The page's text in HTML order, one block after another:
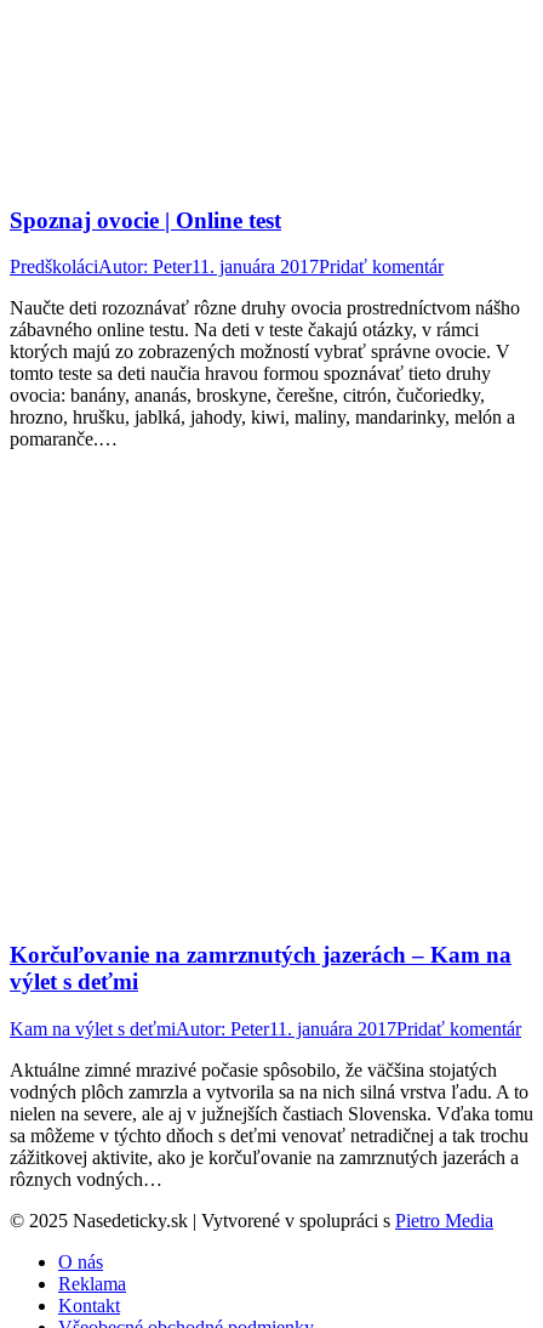
Spoznaj ovocie | Online test
PredškoláciAutor: Peter11. januára 2017Pridať komentár
Naučte deti rozoznávať rôzne druhy ovocia prostredníctvom nášho
zábavného online testu. Na deti v teste čakajú otázky, v rámci
ktorých majú zo zobrazených možností vybrať správne ovocie. V
tomto teste sa deti naučia hravou formou spoznávať tieto druhy
ovocia: banány, ananás, broskyne, čerešne, citrón, čučoriedky,
hrozno, hrušku, jablká, jahody, kiwi, maliny, mandarinky, melón a
pomaranče.…
Korčuľovanie na zamrznutých jazerách – Kam na
výlet s deťmi
Kam na výlet s deťmiAutor: Peter11. januára 2017Pridať komentár
Aktuálne zimné mrazivé počasie spôsobilo, že väčšina stojatých
vodných plôch zamrzla a vytvorila sa na nich silná vrstva ľadu. A to
nielen na severe, ale aj v južnejších častiach Slovenska. Vďaka tomu
sa môžeme v týchto dňoch s deťmi venovať netradičnej a tak trochu
zážitkovej aktivite, ako je korčuľovanie na zamrznutých jazerách a
rôznych vodných…
© 2025 Nasedeticky.sk | Vytvorené v spolupráci s Pietro Media
O nás
Reklama
Kontakt